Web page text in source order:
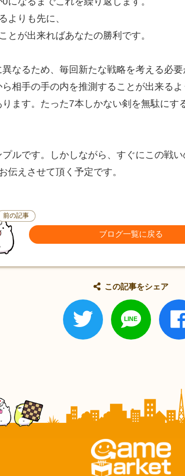
よりも先に、
とが出来ればあなたの勝利です。
なるため、毎回新たな戦略を考える必
相手の手の内を推測することが出来る
ます。たった7本しかない剣を無駄に
ルです。しかしながら、すぐにこの戦
伝えさせて頂く予定です。
前の記事
ブログ一覧に戻る
この記事をシェア